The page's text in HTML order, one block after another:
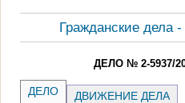
Гражданские дела
ДЕЛО № 2-5937/
ДЕЛО ДВИЖЕНИЕ ДЕЛА